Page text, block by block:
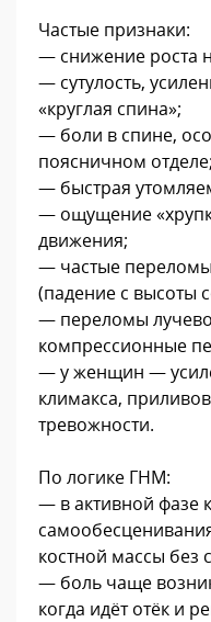
Частые признаки:
— снижение роста
— сутулость,
«круглая спина»;
— боли в спине,
поясничном отделе;
— быстрая
— ощущение
движения;
— частые
(падение с высоты
— переломы
компрессионные
— у женщин —
климакса,
тревожности.
По логике ГНМ:
— в активной фазе
костной массы без
— боль чаще
когда идёт отёк и